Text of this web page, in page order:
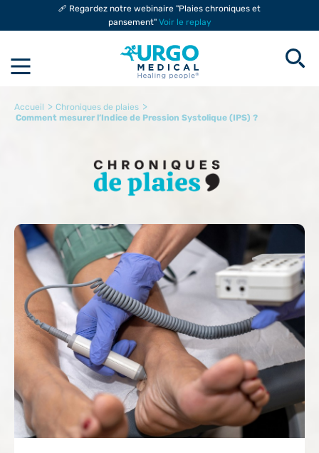
🩹 Regardez notre webinaire "Plaies chroniques et
pansement" Voir le replay
Accueil > Chroniques de plaies >
Comment mesurer l’Indice de Pression Systolique (IPS) ?